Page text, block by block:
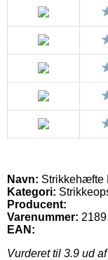
Navn: Strikkehæfte
Kategori:
Producent:
Varenummer: 2189
EAN:
Vurderet til 3.9 ud